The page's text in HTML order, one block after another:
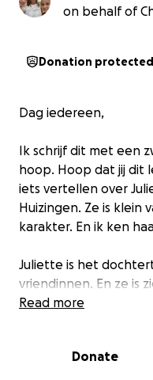
on behalf of
Donation protected
Dag iedereen,
Ik schrijf dit met een
hoop. Hoop dat jij dit
iets vertellen over
Huizingen. Ze is klein
karakter. En ik ken
Juliette is het
vriendinnen. En ze is
een ernstige,
signalen die artsen
Read more
Donate